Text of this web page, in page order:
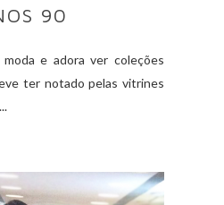
90
e adora ver coleções
ter notado pelas vitrines